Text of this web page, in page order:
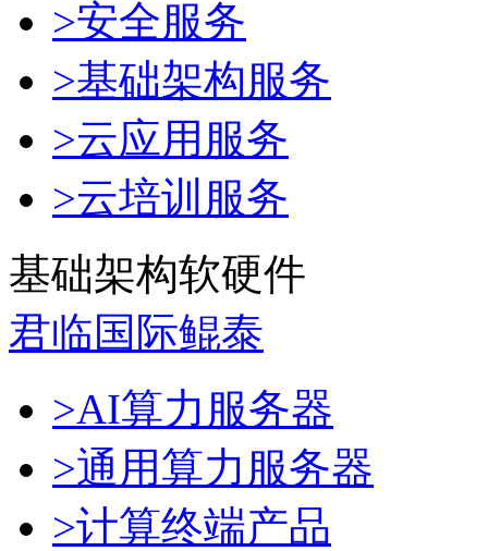
>安全服务
>基础架构服务
>云应用服务
>云培训服务
基础架构软硬件
君临国际鲲泰
>AI算力服务器
>通用算力服务器
>计算终端产品